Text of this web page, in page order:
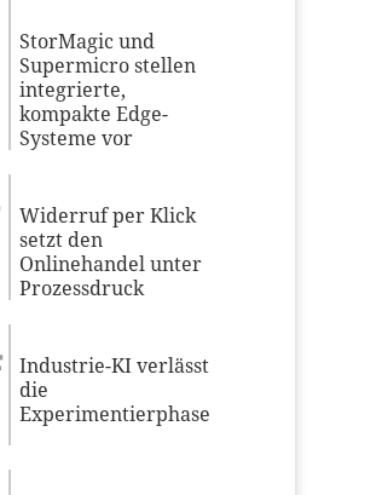
StorMagic und
Supermicro stellen
integrierte,
kompakte Edge-
Systeme vor
Widerruf per Klick
setzt den
Onlinehandel unter
Prozessdruck
Industrie-KI verlässt
die
Experimentierphase